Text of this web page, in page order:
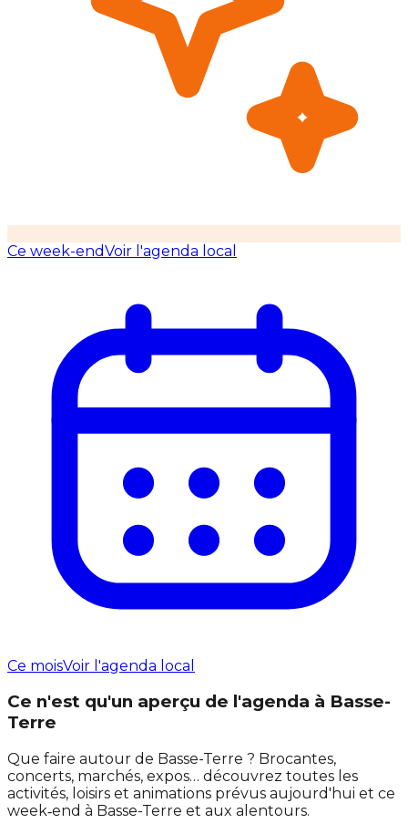
Ce week-endVoir l'agenda local
Ce moisVoir l'agenda local
Ce n'est qu'un aperçu de l'agenda à Basse-
Terre
Que faire autour de Basse-Terre ? Brocantes,
concerts, marchés, expos… découvrez toutes les
activités, loisirs et animations prévus aujourd'hui et ce
week‑end à Basse-Terre et aux alentours.